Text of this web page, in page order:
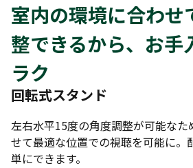
室内の環境に合わせ
整できるから、お手
ラク
回転式スタンド
左右水平15度の角度調整が可能なた
せて最適な位置での視聴を可能に。
単にできます。